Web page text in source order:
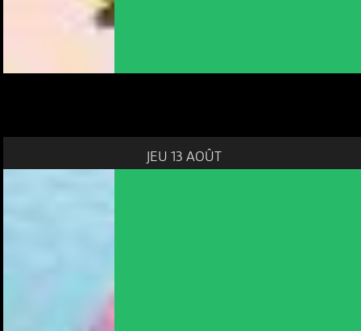
JEU 13 AOÛT